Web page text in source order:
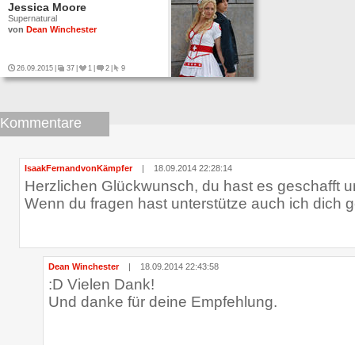
Jessica Moore
Supernatural
von Dean Winchester
26.09.2015 37 1 2 9
Kommentare
IsaakFernandvonKämpfer | 18.09.2014 22:28:14
Herzlichen Glückwunsch, du hast es geschafft
Wenn du fragen hast unterstütze auch ich dich
Dean Winchester | 18.09.2014 22:43:58
:D Vielen Dank!
Und danke für deine Empfehlung.